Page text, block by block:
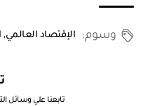
وسوم: الإقتصاد العالمي,
تابعنا علي وسائل